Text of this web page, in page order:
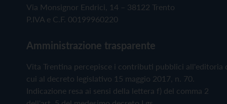
Via Monsignor Endrici, 14 – 38122 Trento
P.IVA e C.F. 00199960220
Amministrazione trasparente
Vita Trentina percepisce i contributi pubblici all'editoria
cui al decreto legislativo 15 maggio 2017, n. 70.
Indicazione resa ai sensi della lettera f) del comma 2